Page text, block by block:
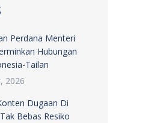
Perdana Menteri
Hubungan
Tailan
2026
Dugaan Di
Bebas Resiko